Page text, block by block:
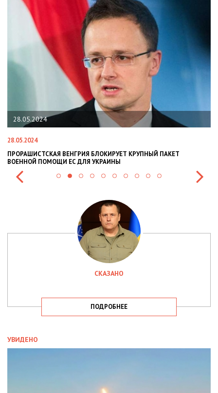
28.05.2024
28.05.2024
ПРОРАШИСТСКАЯ ВЕНГРИЯ БЛОКИРУЕТ КРУПНЫЙ ПАКЕТ
ВОЕННОЙ ПОМОЩИ ЕС ДЛЯ УКРАИНЫ
СКАЗАНО
ПОДРОБНЕЕ
УВИДЕНО